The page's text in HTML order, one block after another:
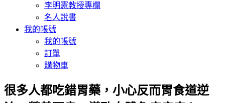
李明憲教授專欄
名人說書
我的帳號
我的帳號
訂單
購物車
很多人都吃錯胃藥，小心反而胃食道逆